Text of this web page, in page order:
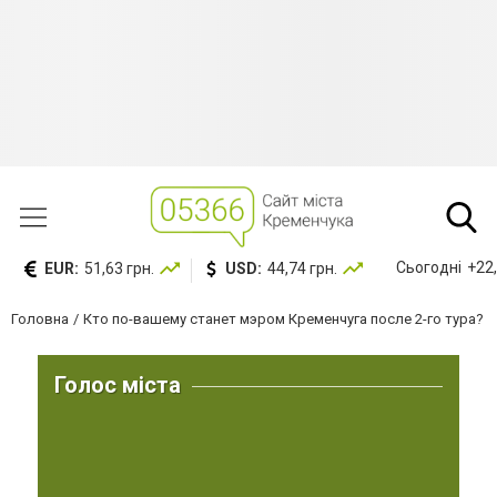
EUR: 51,63 грн. USD: 44,74 грн. Сьогодні
Головна Кто по-вашему станет мэром Кременчуга после 2-го тура?
Голос міста